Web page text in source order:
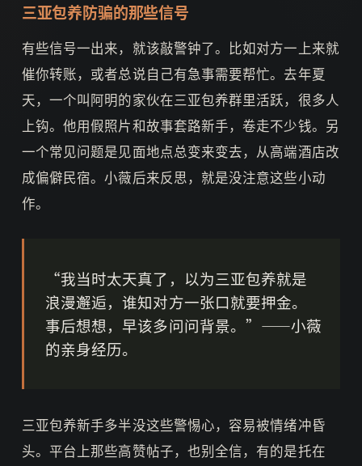
三亚包养防骗的那些信号
有些信号一出来，就该敲警钟了。比如对方一上来就
催你转账，或者总说自己有急事需要帮忙。去年夏
天，一个叫阿明的家伙在三亚包养群里活跃，很多人
上钩。他用假照片和故事套路新手，卷走不少钱。另
一个常见问题是见面地点总变来变去，从高端酒店改
成偏僻民宿。小薇后来反思，就是没注意这些小动
作。
“我当时太天真了，以为三亚包养就是
浪漫邂逅，谁知对方一张口就要押金。
事后想想，早该多问问背景。”——小薇
的亲身经历。
三亚包养新手多半没这些警惕心，容易被情绪冲昏
头。平台上那些高赞帖子，也别全信，有的是托在